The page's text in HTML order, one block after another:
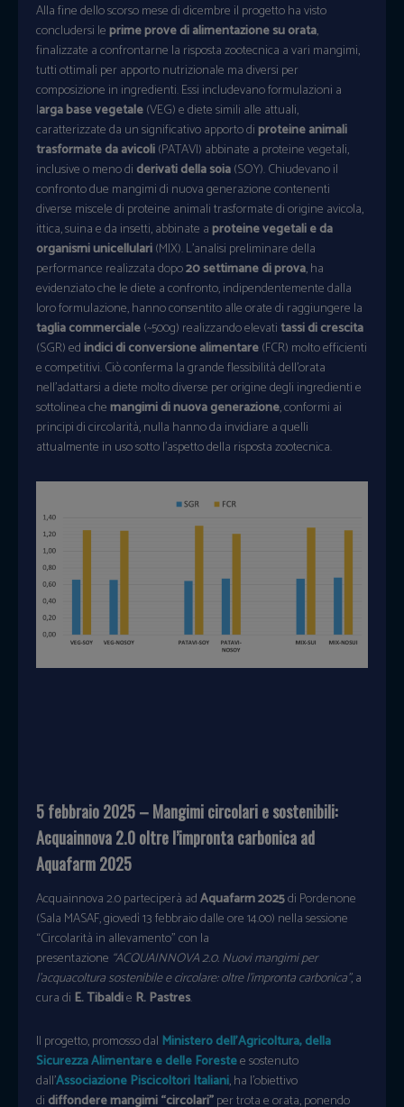
Alla fine dello scorso mese di dicembre il progetto ha visto
concludersi leprime prove di alimentazione su orata,
finalizzate a confrontarne la risposta zootecnica a vari mangimi,
tutti ottimali per apporto nutrizionale ma diversi per
composizione in ingredienti. Essi includevano formulazioni a
larga base vegetale(VEG) e diete simili alle attuali,
caratterizzate da un significativo apporto diproteine animali
trasformate da avicoli(PATAVI) abbinate a proteine vegetali,
inclusive o meno diderivati della soia(SOY). Chiudevano il
confronto due mangimi di nuova generazione contenenti
diverse miscele di proteine animali trasformate di origine avicola,
ittica, suina e da insetti, abbinate aproteine vegetali e da
organismi unicellulari(MIX). L’analisi preliminare della
performance realizzata dopo20 settimane di prova, ha
evidenziato che le diete a confronto, indipendentemente dalla
loro formulazione, hanno consentito alle orate di raggiungere la
taglia commerciale(~500g) realizzando elevatitassi di crescita
(SGR) edindici di conversione alimentare(FCR) molto efficienti
e competitivi. Ciò conferma la grande flessibilità dell’orata
nell’adattarsi a diete molto diverse per origine degli ingredienti e
sottolinea chemangimi di nuova generazione, conformi ai
principi di circolarità, nulla hanno da invidiare a quelli
attualmente in uso sotto l’aspetto della risposta zootecnica.
5 febbraio 2025 – Mangimi circolari e sostenibili:
Acquainnova 2.0 oltre l’impronta carbonica ad
Aquafarm 2025
Acquainnova 2.0 parteciperà adAquafarm 2025di Pordenone
(Sala MASAF, giovedì 13 febbraio dalle ore 14.00) nella sessione
“Circolarità in allevamento” con la
presentazione “ACQUAINNOVA 2.0. Nuovi mangimi per
l’acquacoltura sostenibile e circolare: oltre l’impronta carbonica”, a
cura di E. Tibaldie R. Pastres.
Il progetto, promosso dal Ministero dell’Agricoltura, della
Sicurezza Alimentare e delle Forestee sostenuto
dall’Associazione Piscicoltori Italiani, ha l’obiettivo
didiffondere mangimi “circolari”per trota e orata, ponendo